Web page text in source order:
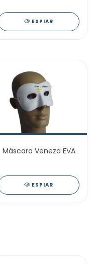
ESPIAR
Máscara Veneza EVA
ESPIAR